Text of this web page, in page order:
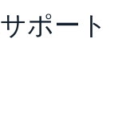
ポート